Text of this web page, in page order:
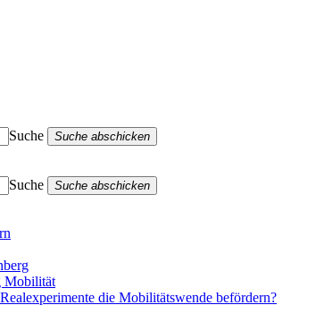
Suche
Suche abschicken
Suche
Suche abschicken
Mobilität
die Mobilitätswende befördern?